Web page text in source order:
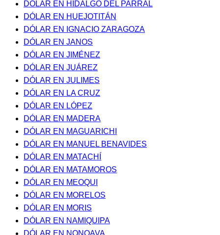
DÓLAR EN HIDALGO DEL PARRAL
DÓLAR EN HUEJOTITÁN
DÓLAR EN IGNACIO ZARAGOZA
DÓLAR EN JANOS
DÓLAR EN JIMÉNEZ
DÓLAR EN JUÁREZ
DÓLAR EN JULIMES
DÓLAR EN LA CRUZ
DÓLAR EN LÓPEZ
DÓLAR EN MADERA
DÓLAR EN MAGUARICHI
DÓLAR EN MANUEL BENAVIDES
DÓLAR EN MATACHÍ
DÓLAR EN MATAMOROS
DÓLAR EN MEOQUI
DÓLAR EN MORELOS
DÓLAR EN MORIS
DÓLAR EN NAMIQUIPA
DÓLAR EN NONOAVA